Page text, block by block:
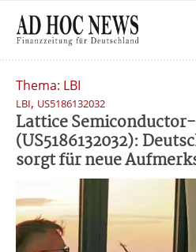
Thema: LBI
LBI, US5186132032
Lattice
(US5186132032):
sorgt für neue